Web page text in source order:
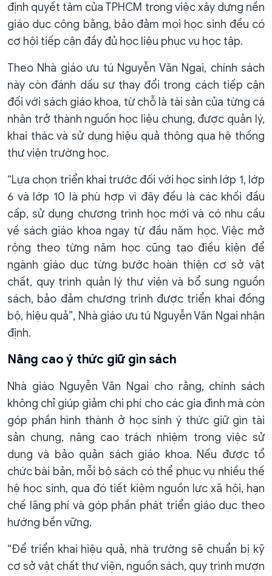
định quyết tâm của TPHCM trong việc xây dựng nền
giáo dục công bằng, bảo đảm mọi học sinh đều có
cơ hội tiếp cận đầy đủ học liệu phục vụ học tập.
Theo Nhà giáo ưu tú Nguyễn Văn Ngai, chính sách
này còn đánh dấu sự thay đổi trong cách tiếp cận
đối với sách giáo khoa, từ chỗ là tài sản của từng cá
nhân trở thành nguồn học liệu chung, được quản lý,
khai thác và sử dụng hiệu quả thông qua hệ thống
thư viện trường học.
“Lựa chọn triển khai trước đối với học sinh lớp 1, lớp
6 và lớp 10 là phù hợp vì đây đều là các khối đầu
cấp, sử dụng chương trình học mới và có nhu cầu
về sách giáo khoa ngay từ đầu năm học. Việc mở
rộng theo từng năm học cũng tạo điều kiện để
ngành giáo dục từng bước hoàn thiện cơ sở vật
chất, quy trình quản lý thư viện và bổ sung nguồn
sách, bảo đảm chương trình được triển khai đồng
bộ, hiệu quả”, Nhà giáo ưu tú Nguyễn Văn Ngai nhận
định.
Nâng cao ý thức giữ gìn sách
Nhà giáo Nguyễn Văn Ngai cho rằng, chính sách
không chỉ giúp giảm chi phí cho các gia đình mà còn
góp phần hình thành ở học sinh ý thức giữ gìn tài
sản chung, nâng cao trách nhiệm trong việc sử
dụng và bảo quản sách giáo khoa. Nếu được tổ
chức bài bản, mỗi bộ sách có thể phục vụ nhiều thế
hệ học sinh, qua đó tiết kiệm nguồn lực xã hội, hạn
chế lãng phí và góp phần phát triển giáo dục theo
hướng bền vững.
“Để triển khai hiệu quả, nhà trường sẽ chuẩn bị kỹ
cơ sở vật chất thư viện, nguồn sách, quy trình mượn